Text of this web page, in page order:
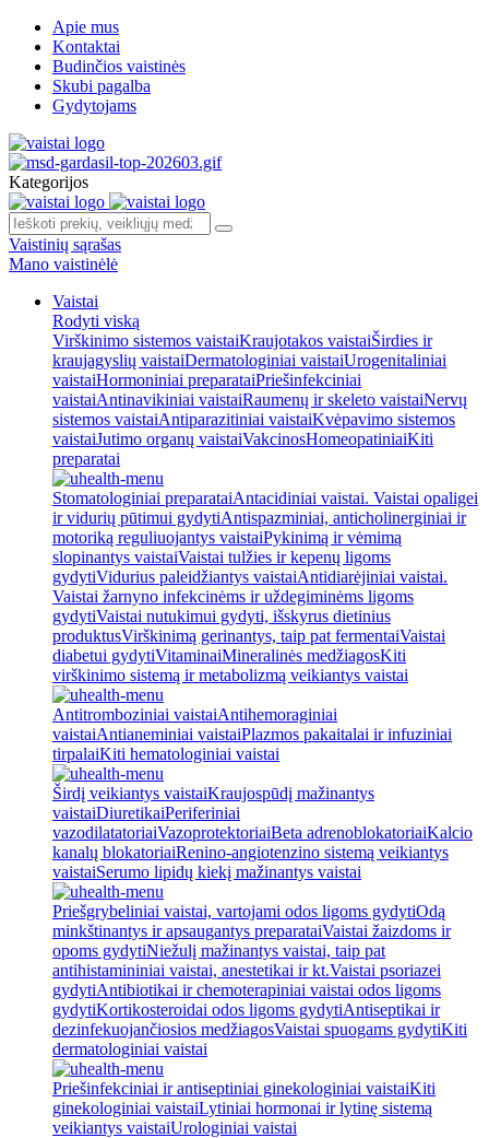
Apie mus
Kontaktai
Budinčios vaistinės
Skubi pagalba
Gydytojams
Kategorijos
Vaistinių sąrašas
Mano vaistinėlė
Vaistai
Rodyti viską
Virškinimo sistemos vaistaiKraujotakos vaistaiŠirdies ir
kraujagyslių vaistaiDermatologiniai vaistaiUrogenitaliniai
vaistaiHormoniniai preparataiPriešinfekciniai
vaistaiAntinavikiniai vaistaiRaumenų ir skeleto vaistaiNervų
sistemos vaistaiAntiparazitiniai vaistaiKvėpavimo sistemos
vaistaiJutimo organų vaistaiVakcinosHomeopatiniaiKiti
preparatai
Stomatologiniai preparataiAntacidiniai vaistai. Vaistai opaligei
ir vidurių pūtimui gydytiAntispazminiai, anticholinerginiai ir
motoriką reguliuojantys vaistaiPykinimą ir vėmimą
slopinantys vaistaiVaistai tulžies ir kepenų ligoms
gydytiVidurius paleidžiantys vaistaiAntidiarėjiniai vaistai.
Vaistai žarnyno infekcinėms ir uždegiminėms ligoms
gydytiVaistai nutukimui gydyti, išskyrus dietinius
produktusVirškinimą gerinantys, taip pat fermentaiVaistai
diabetui gydytiVitaminaiMineralinės medžiagosKiti
virškinimo sistemą ir metabolizmą veikiantys vaistai
Antitromboziniai vaistaiAntihemoraginiai
vaistaiAntianeminiai vaistaiPlazmos pakaitalai ir infuziniai
tirpalaiKiti hematologiniai vaistai
Širdį veikiantys vaistaiKraujospūdį mažinantys
vaistaiDiuretikaiPeriferiniai
vazodilatatoriaiVazoprotektoriaiBeta adrenoblokatoriaiKalcio
kanalų blokatoriaiRenino-angiotenzino sistemą veikiantys
vaistaiSerumo lipidų kiekį mažinantys vaistai
Priešgrybeliniai vaistai, vartojami odos ligoms gydytiOdą
minkštinantys ir apsaugantys preparataiVaistai žaizdoms ir
opoms gydytiNiežulį mažinantys vaistai, taip pat
antihistamininiai vaistai, anestetikai ir kt.Vaistai psoriazei
gydytiAntibiotikai ir chemoterapiniai vaistai odos ligoms
gydytiKortikosteroidai odos ligoms gydytiAntiseptikai ir
dezinfekuojančiosios medžiagosVaistai spuogams gydytiKiti
dermatologiniai vaistai
Priešinfekciniai ir antiseptiniai ginekologiniai vaistaiKiti
ginekologiniai vaistaiLytiniai hormonai ir lytinę sistemą
veikiantys vaistaiUrologiniai vaistai